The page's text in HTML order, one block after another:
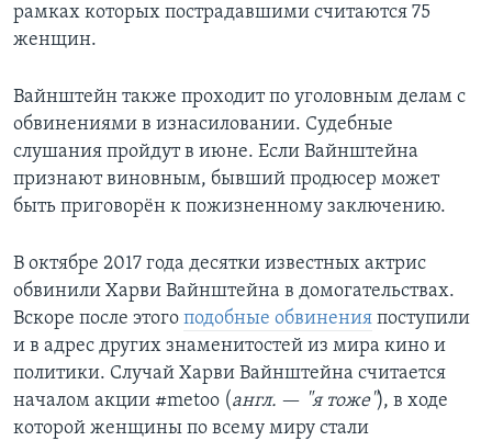
рамках которых пострадавшими считаются 75
женщин.
Вайнштейн также проходит по уголовным делам с
обвинениями в изнасиловании. Судебные
слушания пройдут в июне. Если Вайнштейна
признают виновным, бывший продюсер может
быть приговорён к пожизненному заключению.
В октябре 2017 года десятки известных актрис
обвинили Харви Вайнштейна в домогательствах.
Вскоре после этого подобные обвинения поступили
и в адрес других знаменитостей из мира кино и
политики.​ Случай Харви Вайнштейна считается
началом акции #metoo (англ. —​ "я тоже"), в ходе
которой женщины по всему миру стали